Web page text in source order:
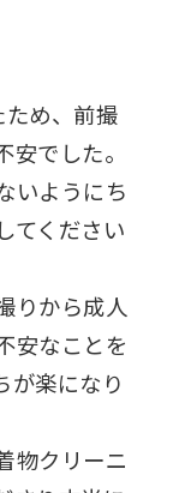
め、前撮
でした。
いようにち
てください
りから成人
安なことを
が楽になり
物クリーニ